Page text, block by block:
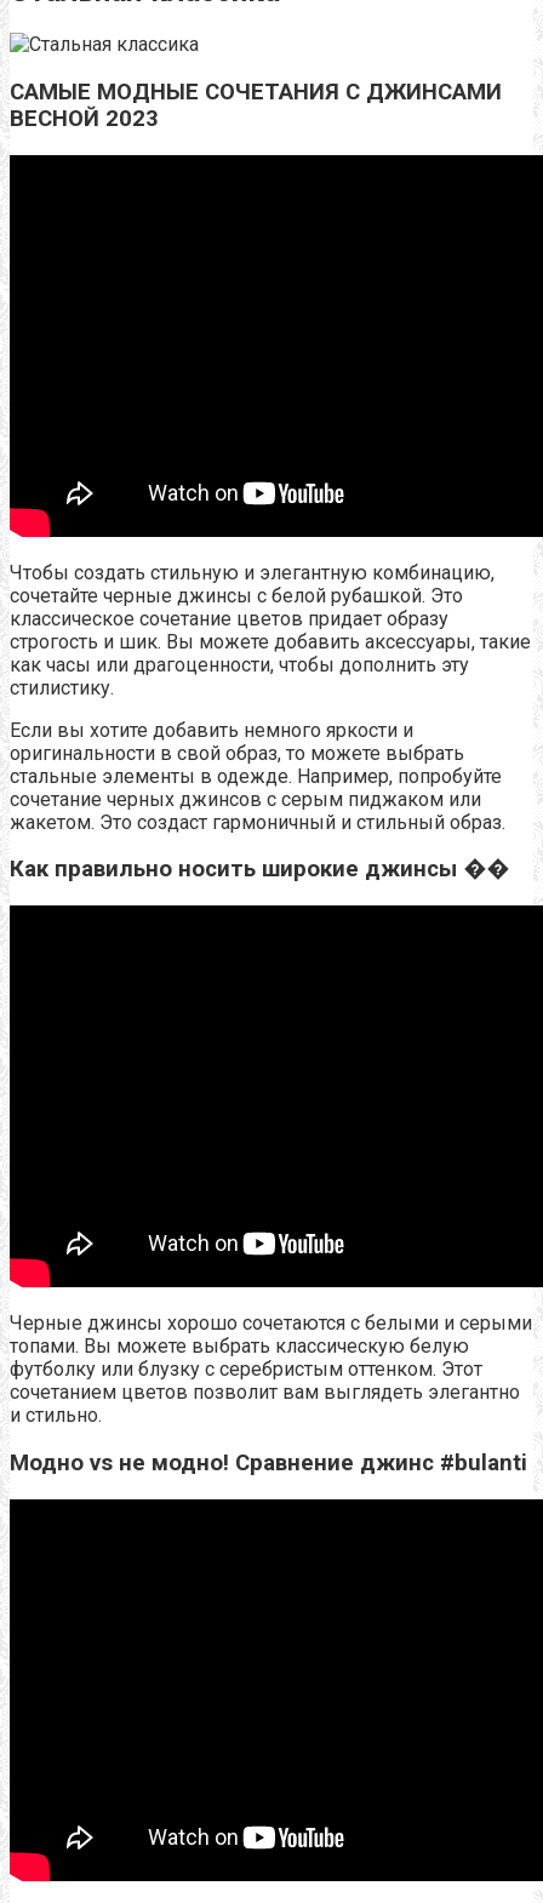
САМЫЕ МОДНЫЕ СОЧЕТАНИЯ С ДЖИНСАМИ
ВЕСНОЙ 2023
Чтобы создать стильную и элегантную комбинацию,
сочетайте черные джинсы с белой рубашкой. Это
классическое сочетание цветов придает образу
строгость и шик. Вы можете добавить аксессуары, такие
как часы или драгоценности, чтобы дополнить эту
стилистику.
Если вы хотите добавить немного яркости и
оригинальности в свой образ, то можете выбрать
стальные элементы в одежде. Например, попробуйте
сочетание черных джинсов с серым пиджаком или
жакетом. Это создаст гармоничный и стильный образ.
Как правильно носить широкие джинсы ��
Черные джинсы хорошо сочетаются с белыми и серыми
топами. Вы можете выбрать классическую белую
футболку или блузку с серебристым оттенком. Этот
сочетанием цветов позволит вам выглядеть элегантно
и стильно.
Модно vs не модно! Сравнение джинс #bulanti